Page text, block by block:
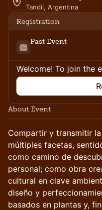
Tandil, Argentina
Registration
Past Event
Welcome! To join the
About Event
Compartir y transmitir la
múltiples facetas,
como camino de
personal; como obra
cultural en clave
diseño y
basados en plantas y,